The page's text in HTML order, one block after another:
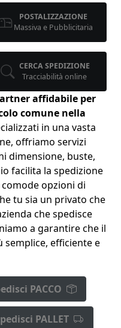
POSTALIZZAZIONE
Massiva e Pubblicitaria
CERCA SPEDIZIONE
Tracciabilità online
affidabile per
comune nella
in una vasta
offriamo servizi
dimensione, buste,
facilita la spedizione
opzioni di
tu sia un privato che
che spedisce
a garantire che il
semplice, efficiente e
PACCO
PALLET